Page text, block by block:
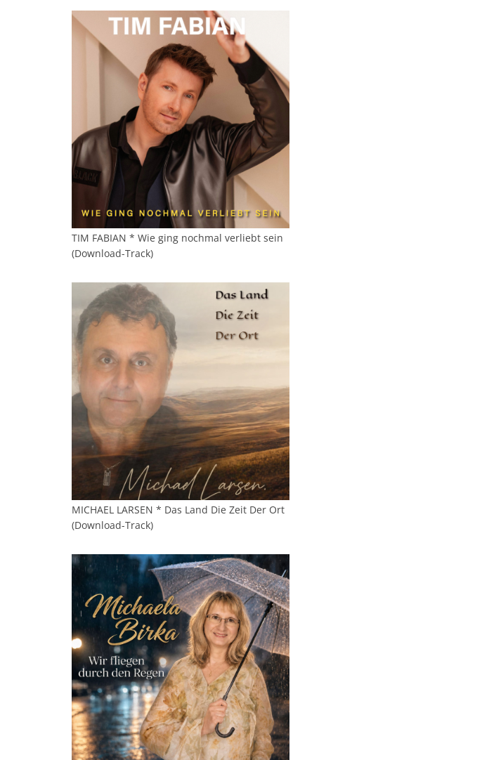
TIM FABIAN * Wie ging nochmal verliebt sein
(Download-Track)
MICHAEL LARSEN * Das Land Die Zeit Der Ort
(Download-Track)